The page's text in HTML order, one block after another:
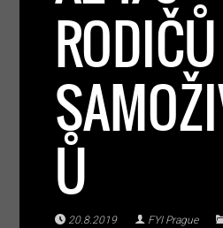
RODIČŮ
Ů
20.8.2019 FYI Prague